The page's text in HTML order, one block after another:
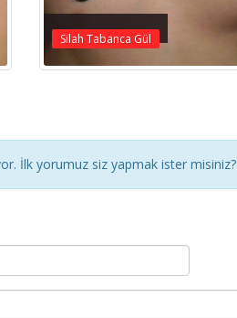
Silah Tabanca Gül
İlk yorumuz siz yapmak ister misiniz?